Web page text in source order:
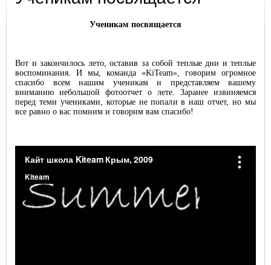
Ученикам посвящается
Вот и закончилось лето, оставив за собой теплые дни и теплые
воспоминания. И мы, команда «KiTeam», говорим огромное
спасибо всем нашим ученикам и представляем вашему
вниманию небольшой фотоотчет о лете. Заранее извиняемся
перед теми учениками, которые не попали в наш отчет, но мы
все равно о вас помним и говорим вам спасибо!
Kiteprotect - жидкость для
восстановления кайта
Очки для кайтсерфинга Kiteam